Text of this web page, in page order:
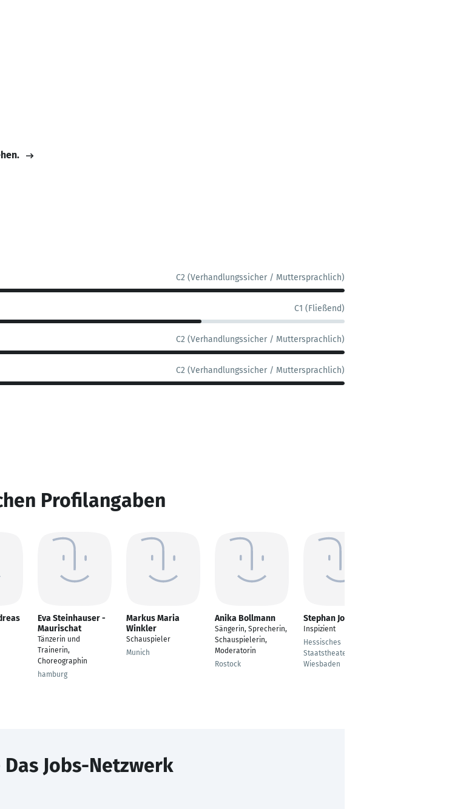
C2 (Verhandlungssicher / Muttersprachlich)
C1 (Fließend)
C2 (Verhandlungssicher / Muttersprachlich)
C2 (Verhandlungssicher / Muttersprachlich)
Profilangaben
Eva Steinhauser -
Maurischat
Tänzerin und
Trainerin,
Choreographin
hamburg
Markus Maria
Winkler
Schauspieler
Munich
Anika Bollmann
Sängerin, Sprecherin,
Schauspielerin,
Moderatorin
Rostock
Stephan Joachim
Inspizient
Hessisches
Staatstheater
Wiesbaden
Das Jobs-Netzwerk